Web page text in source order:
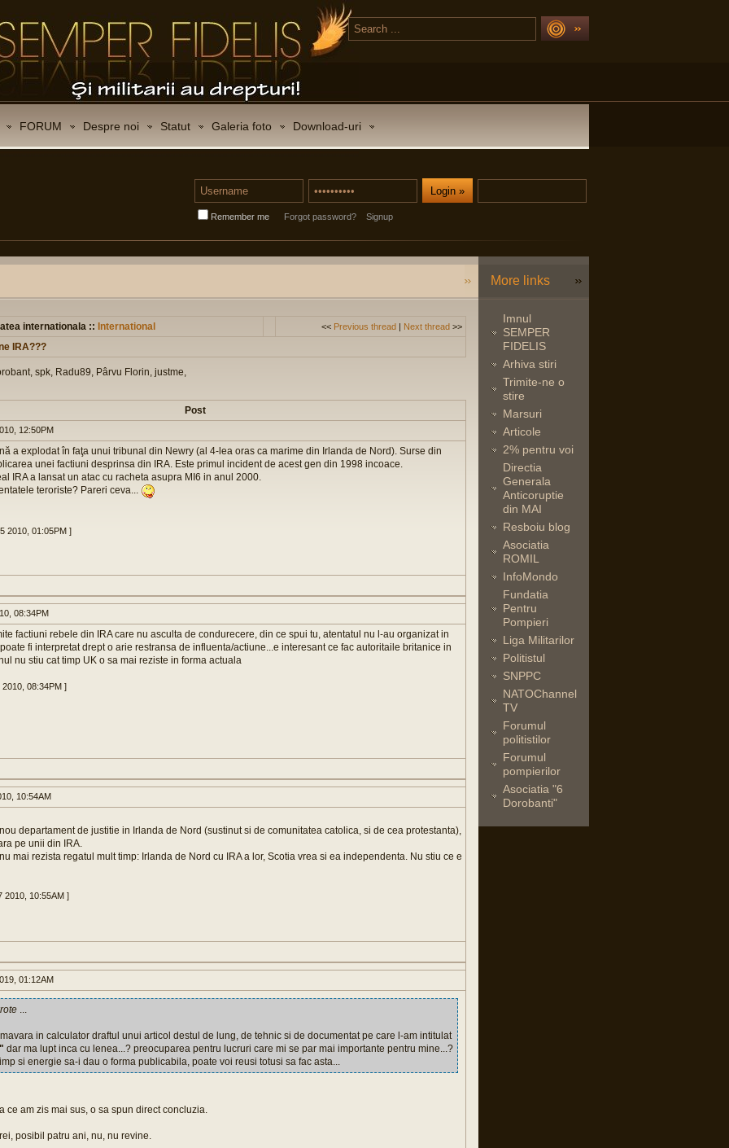
FORUM Despre noi Statut Galeria foto Download-uri
Remember me Forgot password? Signup
internationala :: International << Previous thread | Next thread >>
IRA???
spk, Radu89, Pârvu Florin, justme,
Post
12:50PM
a explodat în faţa unui tribunal din Newry (al 4-lea oras ca marime din Irlanda de Nord). Surse din
unei factiuni desprinsa din IRA. Este primul incident de acest gen din 1998 incoace.
IRA a lansat un atac cu racheta asupra MI6 in anul 2000.
teroriste? Pareri ceva...
2010, 01:05PM ]
08:34PM
factiuni rebele din IRA care nu asculta de condurecere, din ce spui tu, atentatul nu l-au organizat in
fi interpretat drept o arie restransa de influenta/actiune...e interesant ce fac autoritaile britanice in
nu stiu cat timp UK o sa mai reziste in forma actuala
08:34PM ]
10:54AM
departament de justitie in Irlanda de Nord (sustinut si de comunitatea catolica, si de cea protestanta),
pe unii din IRA.
mai rezista regatul mult timp: Irlanda de Nord cu IRA a lor, Scotia vrea si ea independenta. Nu stiu ce e
2010, 10:55AM ]
01:12AM
...
in calculator draftul unui articol destul de lung, de tehnic si de documentat pe care l-am intitulat
dar ma lupt inca cu lenea...? preocuparea pentru lucruri care mi se par mai importante pentru mine...?
si energie sa-i dau o forma publicabila, poate voi reusi totusi sa fac asta...
ce am zis mai sus, o sa spun direct concluzia.
posibil patru ani, nu, nu revine.
More links
Imnul
SEMPER
FIDELIS
Arhiva stiri
Trimite-ne o
stire
Marsuri
Articole
2% pentru voi
Directia
Generala
Anticoruptie
din MAI
Resboiu blog
Asociatia
ROMIL
InfoMondo
Fundatia
Pentru
Pompieri
Liga Militarilor
Politistul
SNPPC
NATOChannel
TV
Forumul
politistilor
Forumul
pompierilor
Asociatia "6
Dorobanti"